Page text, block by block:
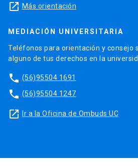
launch Más orientación
MEDIACIÓN UNIVERSITARIA
Teléfonos para orientación y consejo
alguno de tus derechos en la
phone (56)95504 1691
phone (56)95504 1247
launch Ir a la Oficina de Ombuds UC